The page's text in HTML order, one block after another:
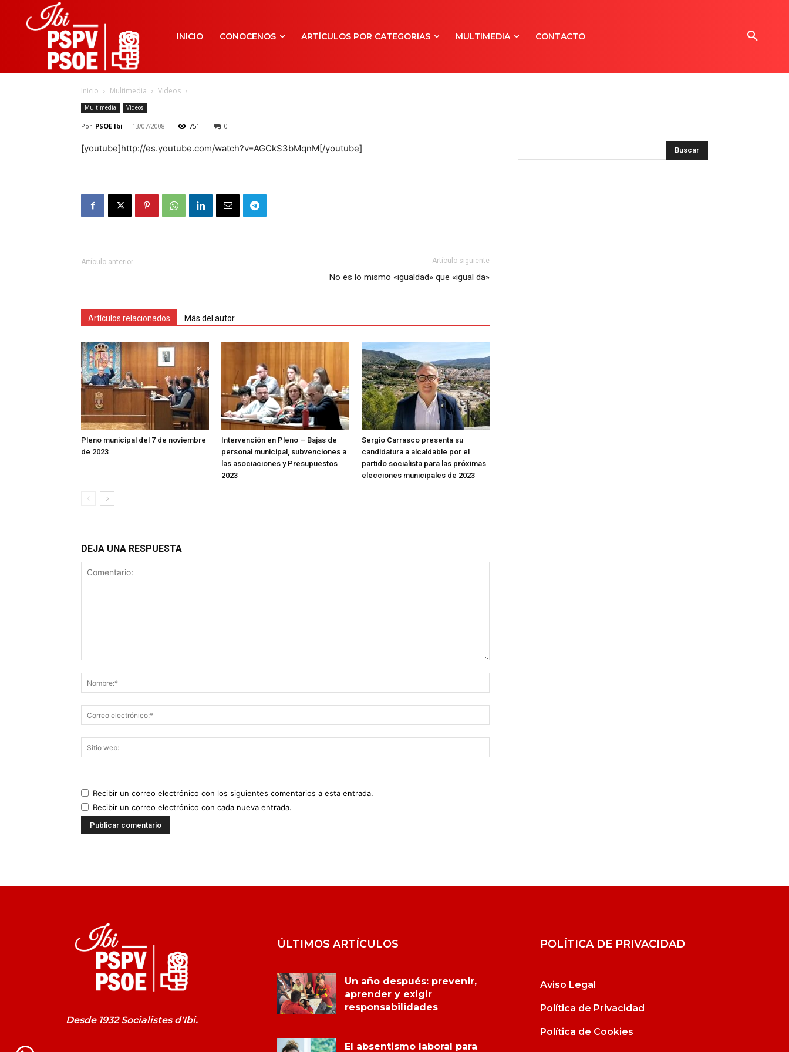
INICIO CONOCENOS ARTÍCULOS POR CATEGORIAS MULTIMEDIA CONTACTO
Inicio Multimedia Videos
Multimedia Videos
Por PSOE Ibi - 13/07/2008 751 0
[youtube]http://es.youtube.com/watch?v=AGCkS3bMqnM[/youtube]
Artículo anterior Artículo siguiente
No es lo mismo «igualdad» que «igual da»
Artículos relacionados Más del autor
Pleno municipal del 7 de noviembre
de 2023
Intervención en Pleno – Bajas de
personal municipal, subvenciones a
las asociaciones y Presupuestos
2023
Sergio Carrasco presenta su
candidatura a alcaldable por el
partido socialista para las próximas
elecciones municipales de 2023
DEJA UNA RESPUESTA
Recibir un correo electrónico con los siguientes comentarios a esta entrada.
Recibir un correo electrónico con cada nueva entrada.
Desde 1932 Socialistes d'Ibi.
ÚLTIMOS ARTÍCULOS
Un año después: prevenir,
aprender y exigir
responsabilidades
El absentismo laboral para
POLÍTICA DE PRIVACIDAD
Aviso Legal
Política de Privacidad
Política de Cookies